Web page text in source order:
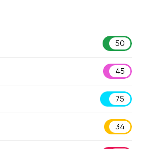
50
45
75
34